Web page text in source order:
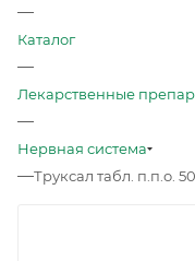
—
Каталог
—
Лекарственные
—
Нервная система
—Труксал табл. п.п.о.